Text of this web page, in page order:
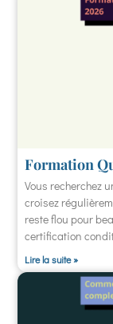
Formation
Vous recherchez
croisez
reste flou pour
certification
Lire la suite »